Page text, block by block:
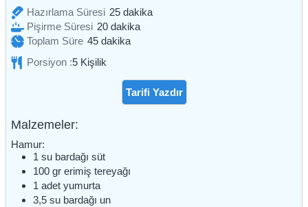
Hazırlama Süresi 25dakika
dakika
Pişirme Süresi 20dakika
dakika
Toplam Süre 45dakika
dakika
Porsiyon :5 Kişilik
Tarifi Yazdır
Malzemeler:
Hamur:
1 su bardağı süt
100 gr erimiş tereyağı
1 adet yumurta
3,5 su bardağı un